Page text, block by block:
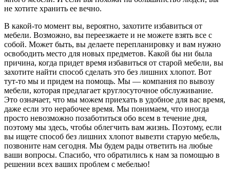
не хотите хранить ее вечно.
В какой-то момент вы, вероятно, захотите избавиться от
мебели. Возможно, вы переезжаете и не можете взять все с
собой. Может быть, вы делаете перепланировку и вам нужно
освободить место для новых предметов. Какой бы ни была
причина, когда придет время избавиться от старой мебели, вы
захотите найти способ сделать это без лишних хлопот. Вот
тут-то мы и придем на помощь. Мы — компания по вывозу
мебели, которая предлагает круглосуточное обслуживание.
Это означает, что мы можем приехать в удобное для вас время,
даже если это нерабочее время. Мы понимаем, что иногда
просто невозможно позаботиться обо всем в течение дня,
поэтому мы здесь, чтобы облегчить вам жизнь. Поэтому, если
вы ищете способ без лишних хлопот вывезти старую мебель,
позвоните нам сегодня. Мы будем рады ответить на любые
ваши вопросы. Спасибо, что обратились к нам за помощью в
решении всех ваших проблем с мебелью!